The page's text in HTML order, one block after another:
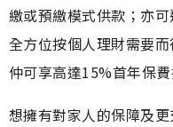
繳或預繳模式供款；亦
全方位按個人理財需要
仲可享高達15%首年保費
想擁有對家人的保障及